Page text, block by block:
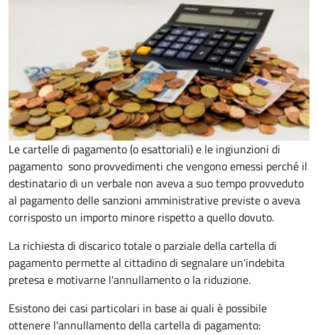
Le cartelle di pagamento (o esattoriali) e le ingiunzioni di
pagamento sono provvedimenti che vengono emessi perché il
destinatario di un verbale non aveva a suo tempo provveduto
al pagamento delle sanzioni amministrative previste o aveva
corrisposto un importo minore rispetto a quello dovuto.
La richiesta di discarico totale o parziale della cartella di
pagamento permette al cittadino di segnalare un'indebita
pretesa e motivarne l'annullamento o la riduzione.
Esistono dei casi particolari in base ai quali è possibile
ottenere l'annullamento della cartella di pagamento: